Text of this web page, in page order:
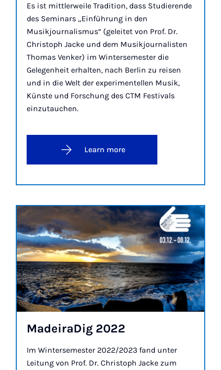
Es ist mittlerweile Tradition, dass Studierende
des Seminars „Einführung in den
Musikjournalismus“ (geleitet von Prof. Dr.
Christoph Jacke und dem Musikjournalisten
Thomas Venker) im Wintersemester die
Gelegenheit erhalten, nach Berlin zu reisen
und in die Welt der experimentellen Musik,
Künste und Forschung des CTM Festivals
einzutauchen.
Learn more
MadeiraDig 2022
Im Wintersemester 2022/2023 fand unter
Leitung von Prof. Dr. Christoph Jacke zum